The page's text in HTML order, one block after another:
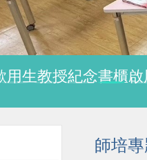
用生教授紀念書櫃
師培